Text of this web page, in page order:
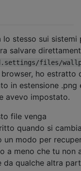
lo stesso sui sistemi
salvare
files/
ho estratto
in estensione .png
avevo impostato.
file venga
quando si
un modo per
a meno che tu non
da qualche altra